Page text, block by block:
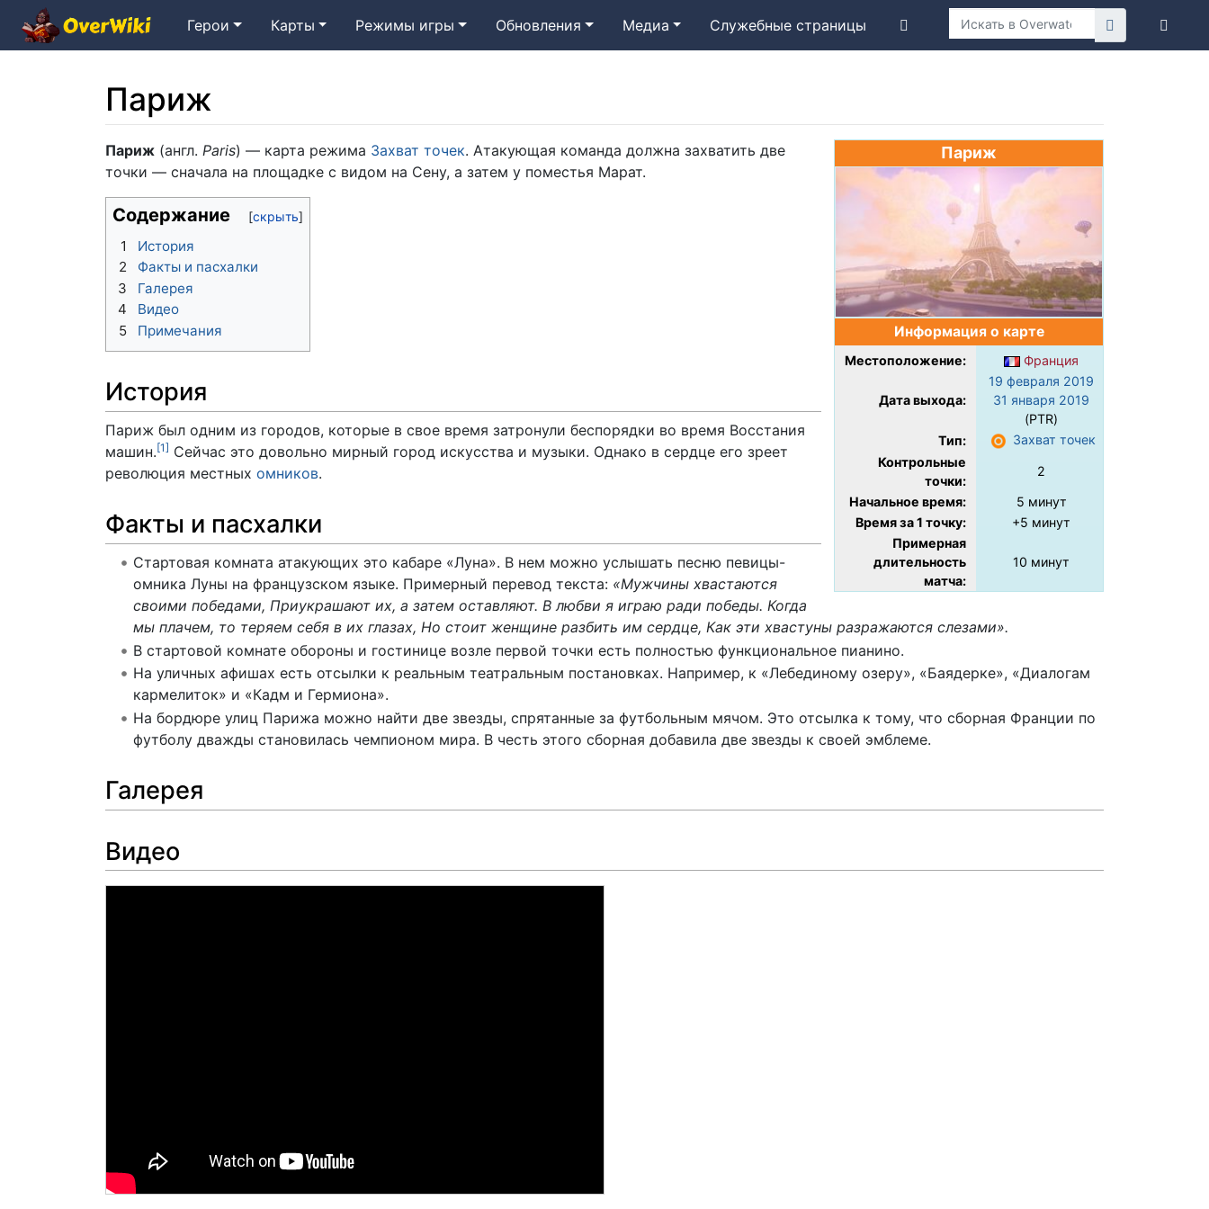
Герои Карты Режимы игры Обновления Медиа Служебные страницы
Париж
Перейти к:навигация, поиск Париж
Информация о карте
Местоположение: Франция
Дата выхода:
19 февраля 2019
31 января 2019
(PTR)
Тип:
Захват точек
Контрольные
точки:
2
Начальное время:
5 минут
Время за 1 точку:
+5 минут
Примерная
длительность
матча:
10 минут
Париж (англ. Paris) — карта режима Захват точек. Атакующая команда должна захватить две
точки — сначала на площадке с видом на Сену, а затем у поместья Марат.
Содержание
1
История
2
Факты и пасхалки
3
Галерея
4
Видео
5
Примечания
История
Париж был одним из городов, которые в свое время затронули беспорядки во время Восстания
машин.[1] Сейчас это довольно мирный город искусства и музыки. Однако в сердце его зреет
революция местных омников.
Факты и пасхалки
Стартовая комната атакующих это кабаре «Луна». В нем можно услышать песню певицы-
омника Луны на французском языке. Примерный перевод текста: «Мужчины хвастаются
своими победами, Приукрашают их, а затем оставляют. В любви я играю ради победы. Когда
мы плачем, то теряем себя в их глазах, Но стоит женщине разбить им сердце, Как эти хвастуны разражаются слезами».
В стартовой комнате обороны и гостинице возле первой точки есть полностью функциональное пианино.
На уличных афишах есть отсылки к реальным театральным постановках. Например, к «Лебединому озеру», «Баядерке», «Диалогам
кармелиток» и «Кадм и Гермиона».
На бордюре улиц Парижа можно найти две звезды, спрятанные за футбольным мячом. Это отсылка к тому, что сборная Франции по
футболу дважды становилась чемпионом мира. В честь этого сборная добавила две звезды к своей эмблеме.
Галерея
Видео